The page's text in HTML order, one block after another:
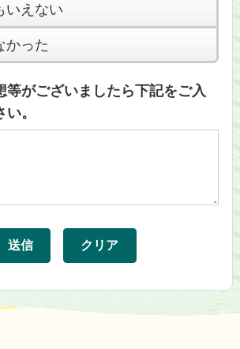
いえない
かった
等がございましたら下記をご入
。